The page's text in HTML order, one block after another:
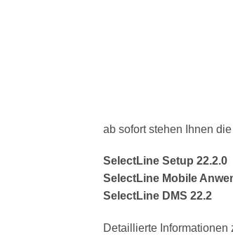
ab sofort stehen Ihnen
SelectLine Setup 22.2.0
SelectLine Mobile
SelectLine DMS 22.2
Detaillierte